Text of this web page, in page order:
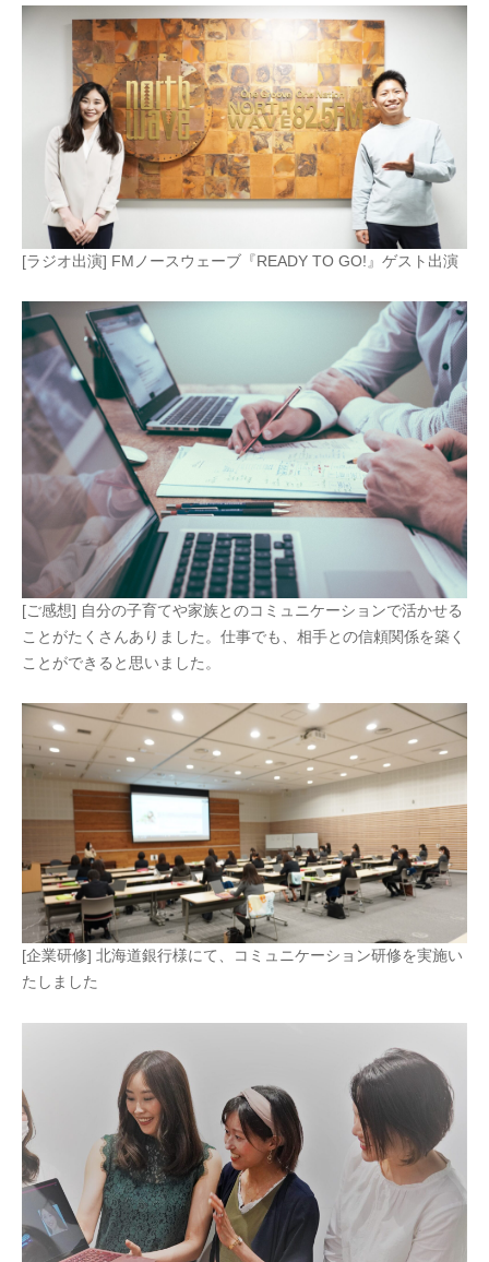
[ラジオ出演] FMノースウェーブ『READY TO GO!』ゲスト出演
[ご感想] 自分の子育てや家族とのコミュニケーションで活かせる
ことがたくさんありました。仕事でも、相手との信頼関係を築く
ことができると思いました。
[企業研修] 北海道銀行様にて、コミュニケーション研修を実施い
たしました